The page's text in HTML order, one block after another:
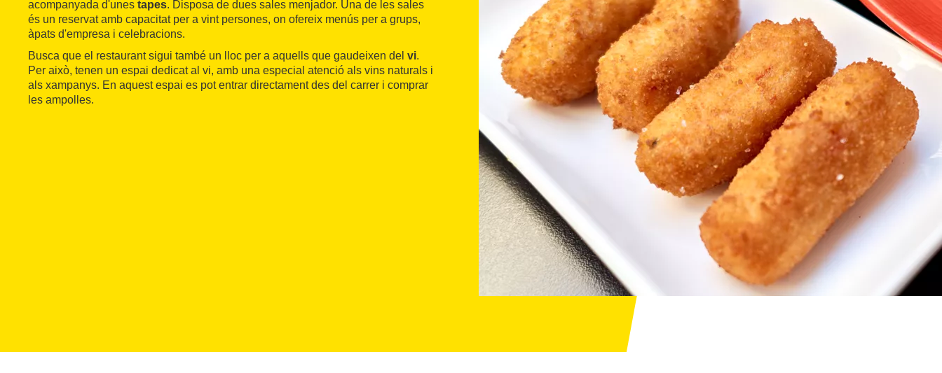
acompanyada d'unes tapes. Disposa de dues sales menjador. Una de les sales
és un reservat amb capacitat per a vint persones, on ofereix menús per a grups,
àpats d'empresa i celebracions.
Busca que el restaurant sigui també un lloc per a aquells que gaudeixen del vi.
Per això, tenen un espai dedicat al vi, amb una especial atenció als vins naturals i
als xampanys. En aquest espai es pot entrar directament des del carrer i comprar
les ampolles.